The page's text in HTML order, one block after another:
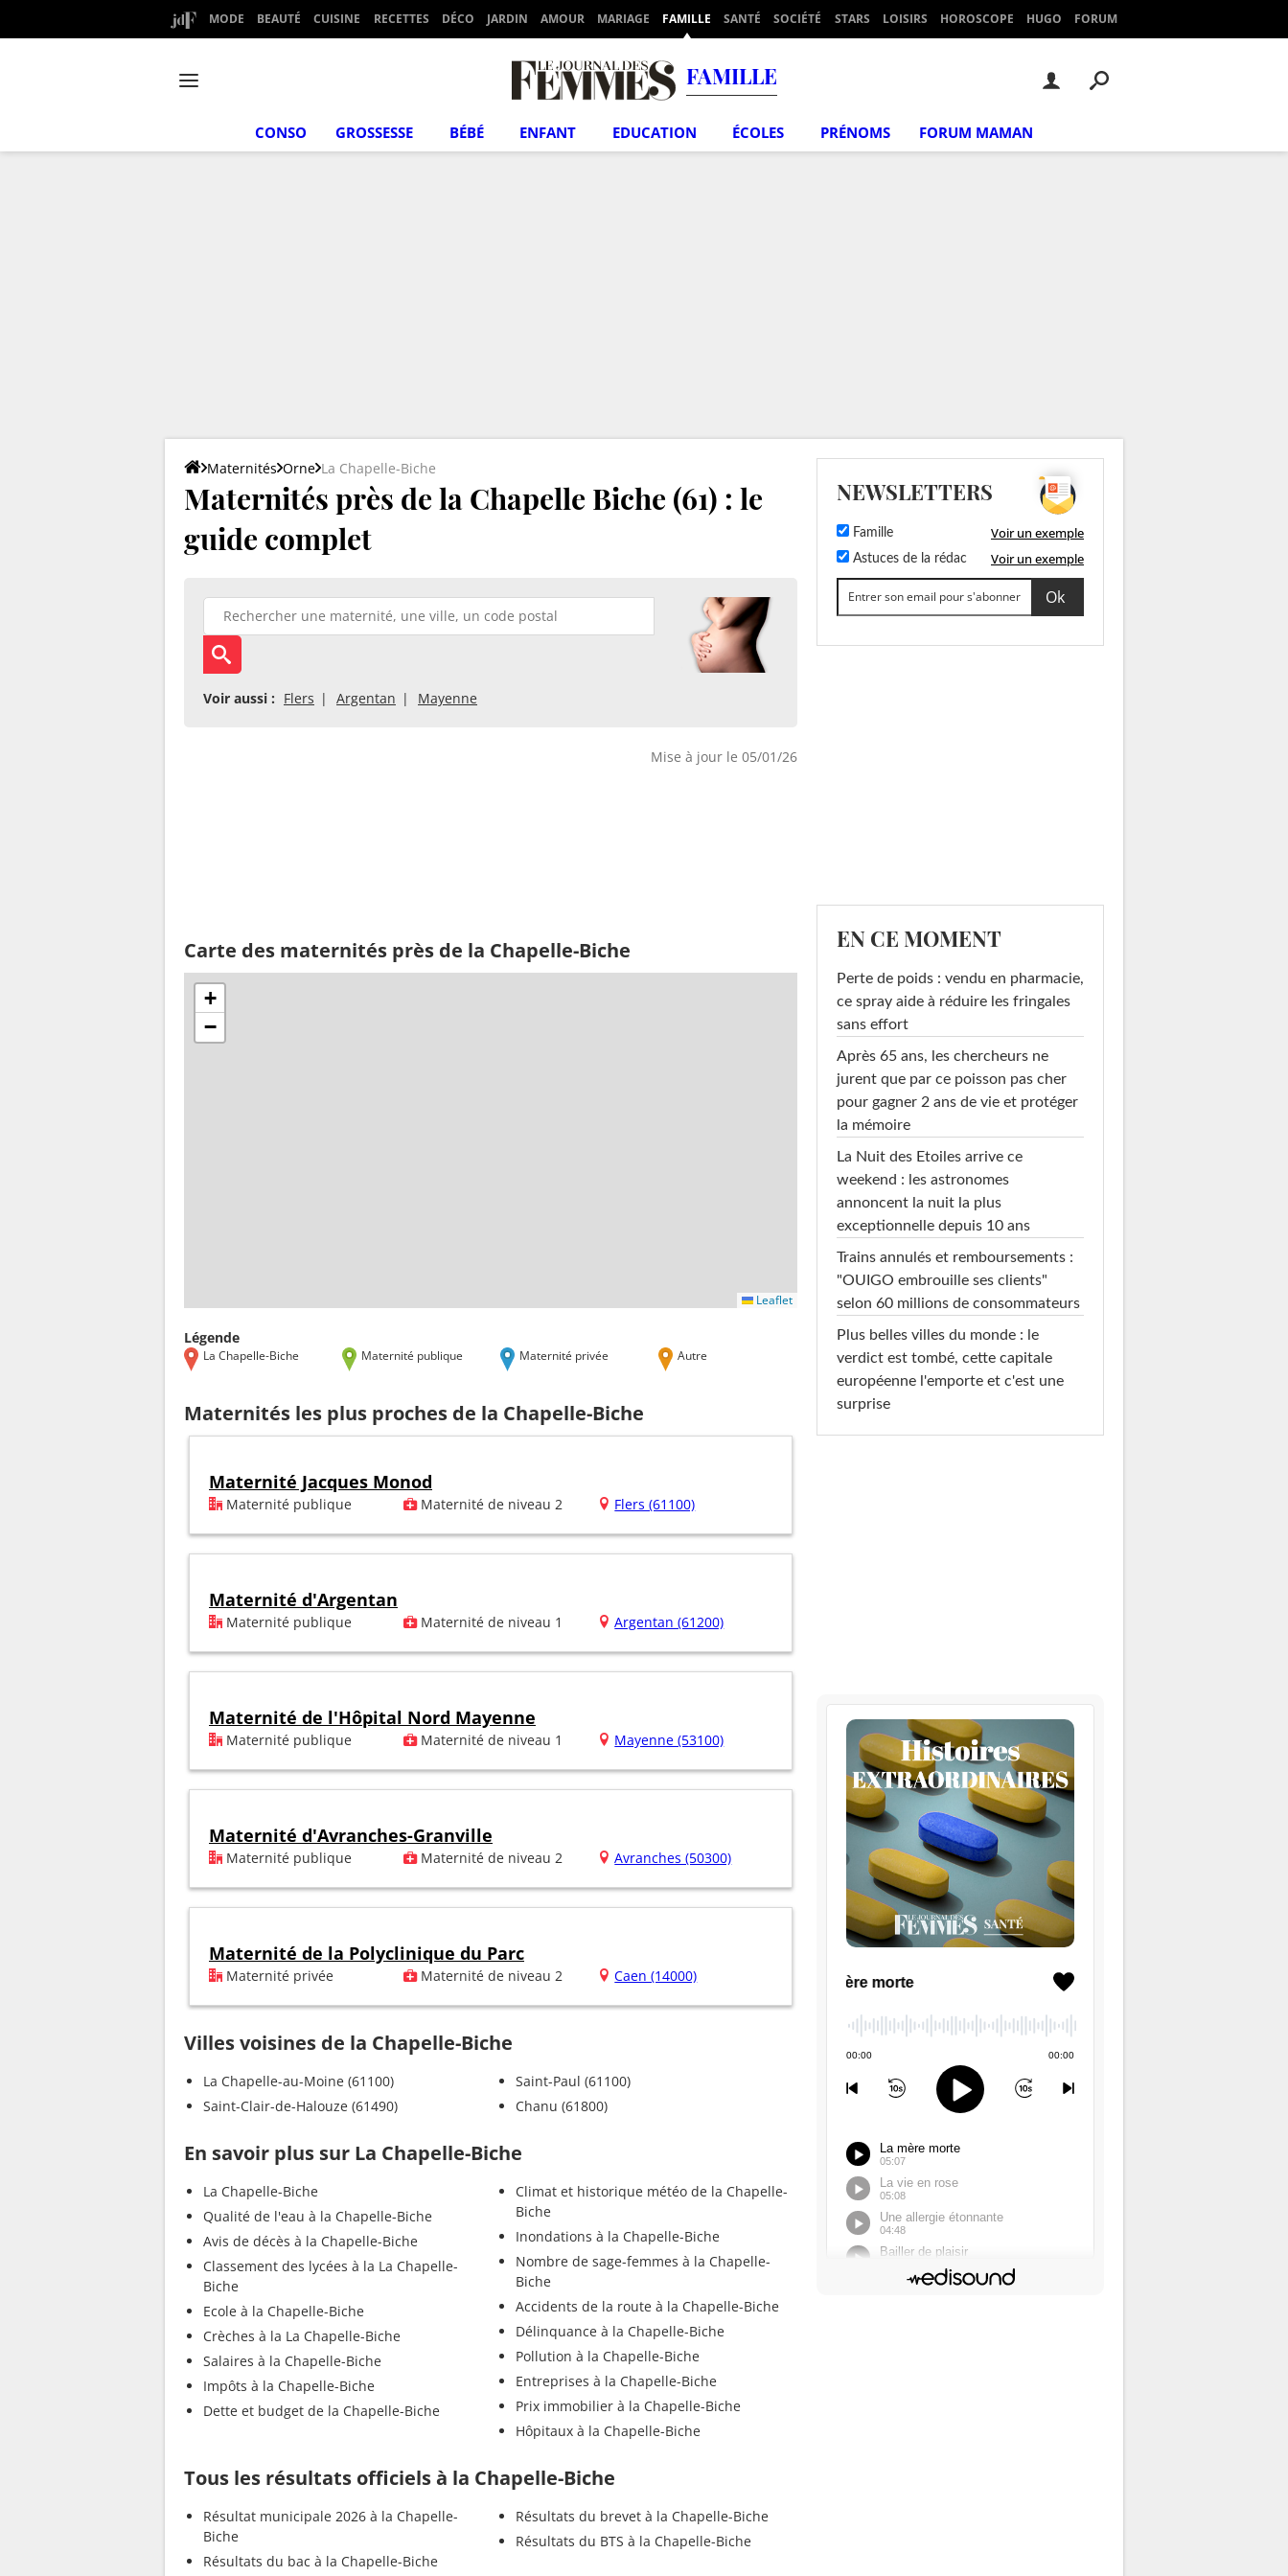
MODE BEAUTÉ CUISINE RECETTES DÉCO JARDIN AMOUR MARIAGE FAMILLE SANTÉ SOCIÉTÉ STARS LOISIRS HOROSCOPE HUGO FORUM
FAMILLE
CONSO GROSSESSE BÉBÉ ENFANT EDUCATION ÉCOLES PRÉNOMS FORUM MAMAN
Maternités Orne La Chapelle-Biche
Maternités près de la Chapelle Biche (61) : le
guide complet
Voir aussi : Flers Argentan Mayenne
Mise à jour le 05/01/26
Carte des maternités près de la Chapelle-Biche
+
−
Leaflet
Légende
La Chapelle-Biche Maternité publique Maternité privée Autre
Maternités les plus proches de la Chapelle-Biche
Maternité Jacques Monod
Maternité publique Maternité de niveau 2 Flers (61100)
Maternité d'Argentan
Maternité publique Maternité de niveau 1 Argentan (61200)
Maternité de l'Hôpital Nord Mayenne
Maternité publique Maternité de niveau 1 Mayenne (53100)
Maternité d'Avranches-Granville
Maternité publique Maternité de niveau 2 Avranches (50300)
Maternité de la Polyclinique du Parc
Maternité privée Maternité de niveau 2 Caen (14000)
Villes voisines de la Chapelle-Biche
La Chapelle-au-Moine (61100)
Saint-Clair-de-Halouze (61490)
Saint-Paul (61100)
Chanu (61800)
En savoir plus sur La Chapelle-Biche
La Chapelle-Biche
Qualité de l'eau à la Chapelle-Biche
Avis de décès à la Chapelle-Biche
Classement des lycées à la La Chapelle-
Biche
Ecole à la Chapelle-Biche
Crèches à la La Chapelle-Biche
Salaires à la Chapelle-Biche
Impôts à la Chapelle-Biche
Dette et budget de la Chapelle-Biche
Climat et historique météo de la Chapelle-
Biche
Inondations à la Chapelle-Biche
Nombre de sage-femmes à la Chapelle-
Biche
Accidents de la route à la Chapelle-Biche
Délinquance à la Chapelle-Biche
Pollution à la Chapelle-Biche
Entreprises à la Chapelle-Biche
Prix immobilier à la Chapelle-Biche
Hôpitaux à la Chapelle-Biche
Tous les résultats officiels à la Chapelle-Biche
Résultat municipale 2026 à la Chapelle-
Biche
Résultats du bac à la Chapelle-Biche
Résultats du brevet à la Chapelle-Biche
Résultats du BTS à la Chapelle-Biche
NEWSLETTERS
Famille Voir un exemple
Astuces de la rédac Voir un exemple
EN CE MOMENT
Perte de poids : vendu en pharmacie,
ce spray aide à réduire les fringales
sans effort
Après 65 ans, les chercheurs ne
jurent que par ce poisson pas cher
pour gagner 2 ans de vie et protéger
la mémoire
La Nuit des Etoiles arrive ce
weekend : les astronomes
annoncent la nuit la plus
exceptionnelle depuis 10 ans
Trains annulés et remboursements :
"OUIGO embrouille ses clients"
selon 60 millions de consommateurs
Plus belles villes du monde : le
verdict est tombé, cette capitale
européenne l'emporte et c'est une
surprise